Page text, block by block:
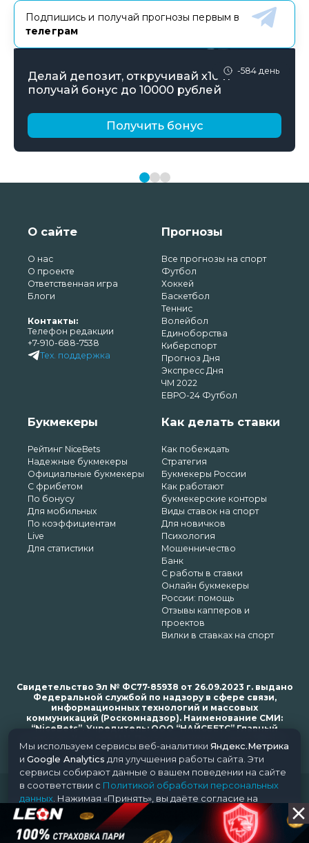
Подпишись и получай прогнозы первым в
телеграм
-584 день
Делай депозит, откручивай х10 и
получай бонус до 10000 рублей
Получить бонус
О сайте
О нас
О проекте
Ответственная игра
Блоги
Контакты:
Телефон редакции
+7-910-688-7538
Тех. поддержка
Прогнозы
Все прогнозы на спорт
Футбол
Хоккей
Баскетбол
Теннис
Волейбол
Единоборства
Киберспорт
Прогноз Дня
Экспресс Дня
ЧМ 2022
ЕВРО-24 Футбол
Букмекеры
Рейтинг NiceBets
Надежные букмекеры
Официальные букмекеры
С фрибетом
По бонусу
Для мобильных
По коэффициентам
Live
Для статистики
Как делать ставки
Как побеждать
Стратегия
Букмекеры России
Как работают
букмекерские конторы
Виды ставок на спорт
Для новичков
Психология
Мошенничество
Банк
С работы в ставки
Онлайн букмекеры
России: помощь
Отзывы капперов и
проектов
Вилки в ставках на спорт
Свидетельство Эл № ФС77-85938 от 26.09.2023 г. выдано
Федеральной службой по надзору в сфере связи,
информационных технологий и массовых
коммуникаций (Роскомнадзор). Наименование СМИ:
“NiceBets”. Учредитель: ООО “НАЙСБЕТС” Главный
bets.ru
© 2018-2024 NiceBets. 18+
Мы используем сервисы веб-аналитики Яндекс.Метрика
и Google Analytics для улучшения работы сайта. Эти
сервисы собирают данные о вашем поведении на сайте
в соответствии с Политикой обработки персональных
данных . Нажимая «Принять», вы даёте согласие на
обработку ваших данных этими сервисами.